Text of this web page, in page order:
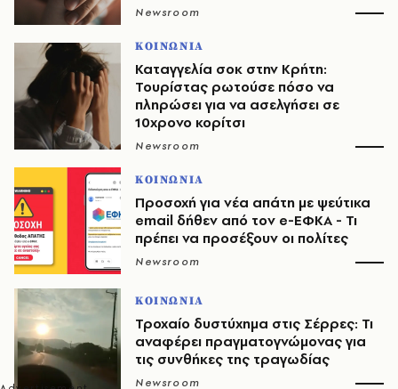
Newsroom
ΚΟΙΝΩΝΙΑ
Καταγγελία σοκ στην Κρήτη:
Τουρίστας ρωτούσε πόσο να
πληρώσει για να ασελγήσει σε
10χρονο κορίτσι
Newsroom
ΚΟΙΝΩΝΙΑ
Προσοχή για νέα απάτη με ψεύτικα
email δήθεν από τον e-ΕΦΚΑ - Τι
πρέπει να προσέξουν οι πολίτες
Newsroom
ΚΟΙΝΩΝΙΑ
Τροχαίο δυστύχημα στις Σέρρες: Τι
αναφέρει πραγματογνώμονας για
τις συνθήκες της τραγωδίας
Newsroom